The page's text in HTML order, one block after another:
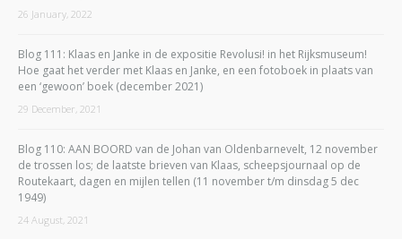
26 January, 2022
Blog 111: Klaas en Janke in de expositie Revolusi! in het Rijksmuseum!
Hoe gaat het verder met Klaas en Janke, en een fotoboek in plaats van
een ‘gewoon’ boek (december 2021)
29 December, 2021
Blog 110: AAN BOORD van de Johan van Oldenbarnevelt, 12 november
de trossen los; de laatste brieven van Klaas, scheepsjournaal op de
Routekaart, dagen en mijlen tellen (11 november t/m dinsdag 5 dec
1949)
24 August, 2021